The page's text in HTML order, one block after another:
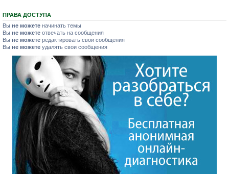
ПРАВА ДОСТУПА
Вы не можете начинать темы
Вы не можете отвечать на сообщения
Вы не можете редактировать свои сообщения
Вы не можете удалять свои сообщения